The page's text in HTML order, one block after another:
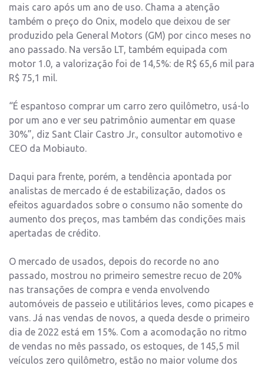
mais caro após um ano de uso. Chama a atenção
também o preço do Onix, modelo que deixou de ser
produzido pela General Motors (GM) por cinco meses no
ano passado. Na versão LT, também equipada com
motor 1.0, a valorização foi de 14,5%: de R$ 65,6 mil para
R$ 75,1 mil.
“É espantoso comprar um carro zero quilômetro, usá-lo
por um ano e ver seu patrimônio aumentar em quase
30%”, diz Sant Clair Castro Jr., consultor automotivo e
CEO da Mobiauto.
Daqui para frente, porém, a tendência apontada por
analistas de mercado é de estabilização, dados os
efeitos aguardados sobre o consumo não somente do
aumento dos preços, mas também das condições mais
apertadas de crédito.
O mercado de usados, depois do recorde no ano
passado, mostrou no primeiro semestre recuo de 20%
nas transações de compra e venda envolvendo
automóveis de passeio e utilitários leves, como picapes e
vans. Já nas vendas de novos, a queda desde o primeiro
dia de 2022 está em 15%. Com a acomodação no ritmo
de vendas no mês passado, os estoques, de 145,5 mil
veículos zero quilômetro, estão no maior volume dos